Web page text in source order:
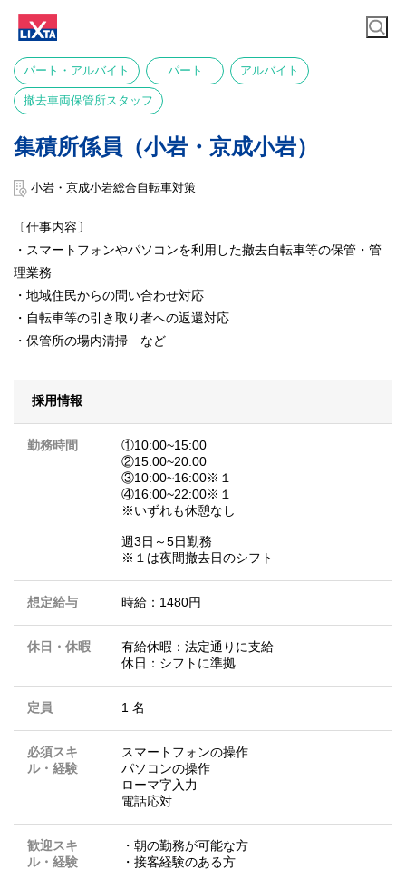
パート・アルバイト パート アルバイト
撤去車両保管所スタッフ
集積所係員（小岩・京成小岩）
小岩・京成小岩総合自転車対策
〔仕事内容〕
・スマートフォンやパソコンを利用した撤去自転車等の保管・管
理業務
・地域住民からの問い合わせ対応
・自転車等の引き取り者への返還対応
・保管所の場内清掃 など
採用情報
勤務時間
①10:00~15:00
②15:00~20:00
③10:00~16:00※１
④16:00~22:00※１
※いずれも休憩なし
週3日～5日勤務
※１は夜間撤去日のシフト
想定給与 時給：1480円
休日・休暇
有給休暇：法定通りに支給
休日：シフトに準拠
定員 1 名
必須スキ
ル・経験
スマートフォンの操作
パソコンの操作
ローマ字入力
電話応対
歓迎スキ
ル・経験
・朝の勤務が可能な方
・接客経験のある方